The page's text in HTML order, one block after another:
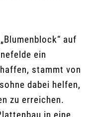
auf
ein
stammt von
dabei helfen,
zu erreichen.